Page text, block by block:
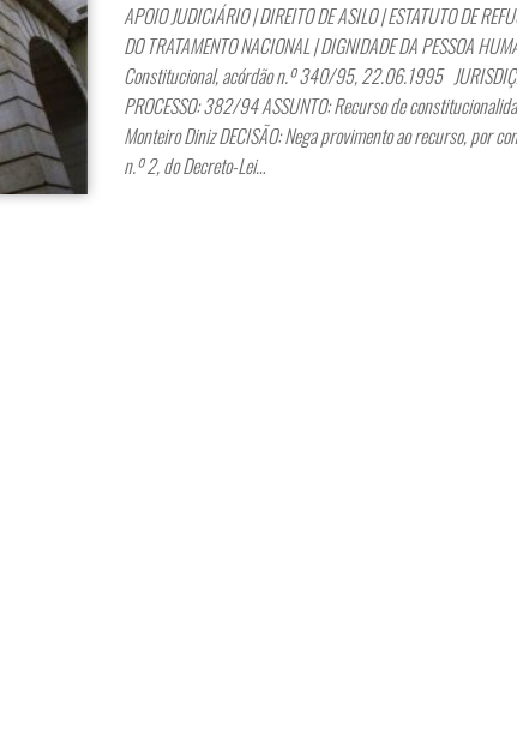
APOIO JUDICIÁRIO | DIREITO DE ASILO | ESTATUTO DE
DO TRATAMENTO NACIONAL | DIGNIDADE DA PESSOA
Constitucional, acórdão n.º 340/95, 22.06.1995
PROCESSO: 382/94 ASSUNTO: Recurso de
Monteiro Diniz DECISÃO: Nega provimento ao recurso, por
n.º 2, do Decreto-Lei…